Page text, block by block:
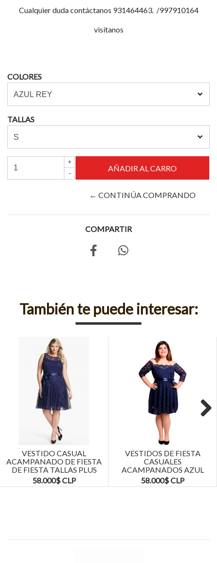
Cualquier duda contáctanos 931464463. /997910164
visítanos
COLORES
TALLAS
+
-
← CONTINÚA COMPRANDO
COMPARTIR
También te puede interesar:
VESTIDO CASUAL
ACAMPANADO DE FIESTA
DE FIESTA TALLAS PLUS
KADRIHEL
58.000$ CLP
VESTIDOS DE FIESTA
CASUALES
ACAMPANADOS AZUL
MARINO TALLAS PLUS
KADRIHEL
58.000$ CLP